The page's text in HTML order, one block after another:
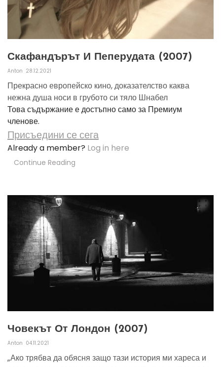
Скафандърът И Пеперудата (2007)
Anton 28.12.2021
Прекрасно европейско кино, доказателство каква
нежна душа носи в грубото си тяло Шнабел
Това съдържание е достъпно само за Премиум
членове.
Присъедини се сега
Already a member? Log in here
Continue Reading
Човекът От Лондон (2007)
Anton 04.11.2021
„Ако трябва да обясня защо тази история ми хареса и